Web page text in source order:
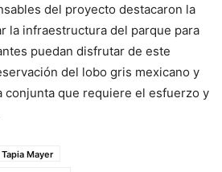
del proyecto destacaron la
la infraestructura del parque para
puedan disfrutar de este
del lobo gris mexicano y
conjunta que requiere el esfuerzo y
Mayer